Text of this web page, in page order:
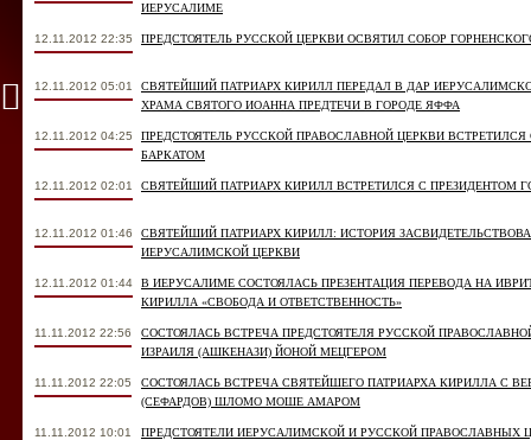
ИЕРУСАЛИМЕ
12.11.2012 22:35 ПРЕДСТОЯТЕЛЬ РУССКОЙ ЦЕРКВИ ОСВЯТИЛ СОБОР
12.11.2012 05:01
СВЯТЕЙШИЙ ПАТРИАРХ КИРИЛЛ ПЕРЕДАЛ В ДАР
ХРАМА СВЯТОГО ИОАННА ПРЕДТЕЧИ В ГОРОДЕ ЯФФА
12.11.2012 04:25
ПРЕДСТОЯТЕЛЬ РУССКОЙ ПРАВОСЛАВНОЙ ЦЕРКВИ
БАРКАТОМ
12.11.2012 02:01 СВЯТЕЙШИЙ ПАТРИАРХ КИРИЛЛ ВСТРЕТИЛСЯ С ПРЕЗИДЕНТОМ
12.11.2012 01:46
СВЯТЕЙШИЙ ПАТРИАРХ КИРИЛЛ: ИСТОРИЯ
ИЕРУСАЛИМСКОЙ ЦЕРКВИ
12.11.2012 01:44
В ИЕРУСАЛИМЕ СОСТОЯЛАСЬ ПРЕЗЕНТАЦИЯ ПЕРЕВОДА НА
КИРИЛЛА «СВОБОДА И ОТВЕТСТВЕННОСТЬ»
11.11.2012 22:56
СОСТОЯЛАСЬ ВСТРЕЧА ПРЕДСТОЯТЕЛЯ РУССКОЙ
ИЗРАИЛЯ (АШКЕНАЗИ) ЙОНОЙ МЕЦГЕРОМ
11.11.2012 22:05
СОСТОЯЛАСЬ ВСТРЕЧА СВЯТЕЙШЕГО ПАТРИАРХА КИРИЛЛА С
(СЕФАРДОВ) ШЛОМО МОШЕ АМАРОМ
11.11.2012 10:01
ПРЕДСТОЯТЕЛИ ИЕРУСАЛИМСКОЙ И РУССКОЙ ПРАВОСЛАВНЫХ